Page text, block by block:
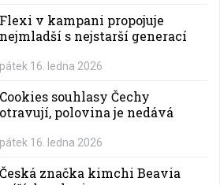
Flexi v kampani propojuje
nejmladší s nejstarší generací
pátek 16. ledna 2026
Cookies souhlasy Čechy
otravují, polovina je nedává
pátek 16. ledna 2026
Česká značka kimchi Beavia